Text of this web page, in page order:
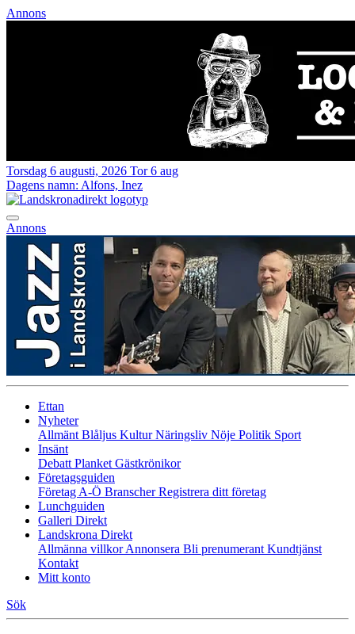
Annons
Torsdag 6 augusti, 2026 Tor 6 aug
Dagens namn: Alfons, Inez
Annons
Ettan
Nyheter
Allmänt Blåljus KulturNäringsliv Nöje Politik Sport
Insänt
Debatt Planket Gästkrönikor
Företagsguiden
Företag A-Ö BranscherRegistrera ditt företag
Lunchguiden
Galleri Direkt
Landskrona Direkt
Allmänna villkorAnnonsera Bli prenumerant Kundtjänst
Kontakt
Mitt konto
Sök